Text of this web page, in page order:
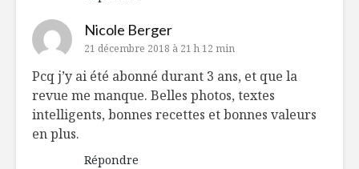
Nicole Berger
21 décembre 2018 à 21 h 12 min
Pcq j’y ai été abonné durant 3 ans, et que la
revue me manque. Belles photos, textes
intelligents, bonnes recettes et bonnes valeurs
en plus.
Répondre